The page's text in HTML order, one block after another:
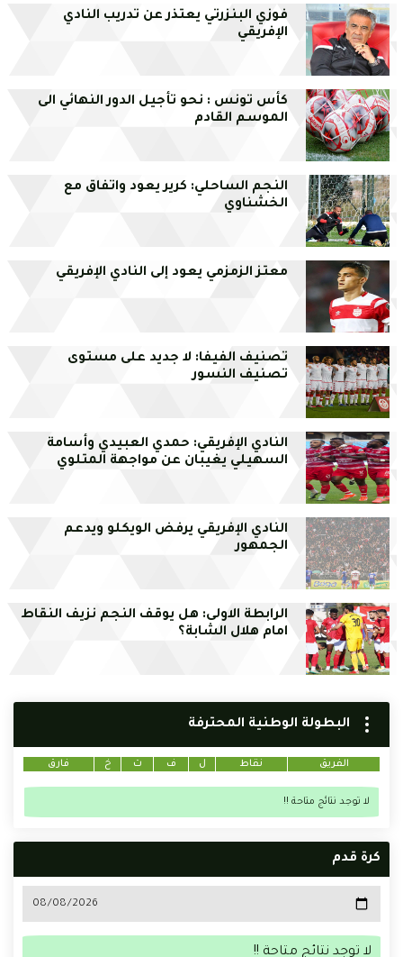
فوزي البنزرتي يعتذر عن تدريب النادي
الإفريقي
كأس تونس : نحو تأجيل الدور النهائي الى
الموسم القادم
النجم الساحلي: كرير يعود واتفاق مع
الخشناوي
معتز الزمزمي يعود إلى النادي الإفريقي
تصنيف الفيفا: لا جديد على مستوى
تصنيف النسور
النادي الإفريقي: حمدي العبيدي وأسامة
السهيلي يغيبان عن مواجهة المتلوي
النادي الإفريقي يرفض الويكلو ويدعم
الجمهور
الرابطة الاولى: هل يوقف النجم نزيف النقاط
امام هلال الشابة؟
البطولة الوطنية المحترفة
الفريق نقاط ل ف ت خ فارق
لا توجد نتائج متاحة !!
كرة قدم
لا توجد نتائج متاحة !!